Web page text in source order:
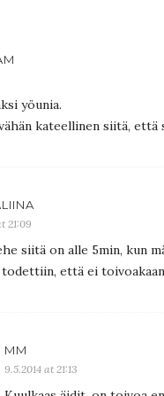
yöunia.
kateellinen siitä,
21:09
siitä on alle 5min, kun
että ei
MM
9.5.2014 at 21:13